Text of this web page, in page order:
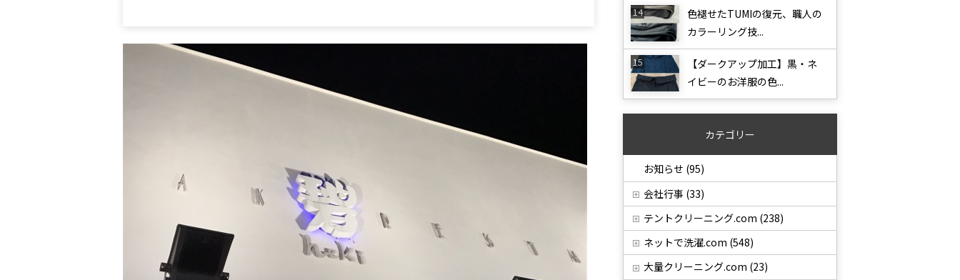
色褪せたTUMIの復元、職人の
カラーリング技...
【ダークアップ加工】黒・ネ
イビーのお洋服の色...
カテゴリー
お知らせ (95)
会社行事 (33)
テントクリーニング.com (238)
ネットで洗濯.com (548)
大量クリーニング.com (23)